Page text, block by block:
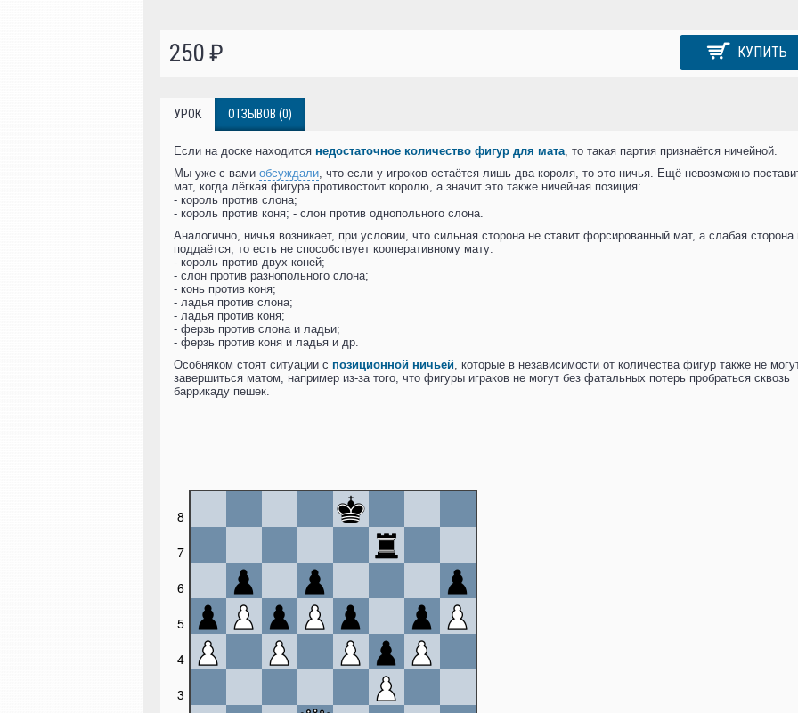
250 ₽ КУПИТЬ
УРОК ОТЗЫВОВ (0)
Если на доске находится недостаточное количество фигур для мата, то такая партия признаётся ничейной.
Мы уже с вами обсуждали, что если у игроков остаётся лишь два короля, то это ничья. Ещё невозможно
мат, когда лёгкая фигура противостоит королю, а значит это также ничейная позиция:
- король против слона;
- король против коня; - слон против однопольного слона.
Аналогично, ничья возникает, при условии, что сильная сторона не ставит форсированный мат, а слабая сторона
поддаётся, то есть не способствует кооперативному мату:
- король против двух коней;
- слон против разнопольного слона;
- конь против коня;
- ладья против слона;
- ладья против коня;
- ферзь против слона и ладьи;
- ферзь против коня и ладья и др.
Особняком стоят ситуации с позиционной ничьей, которые в независимости от количества фигур также не
завершиться матом, например из-за того, что фигуры играков не могут без фатальных потерь пробраться сквозь
баррикаду пешек.